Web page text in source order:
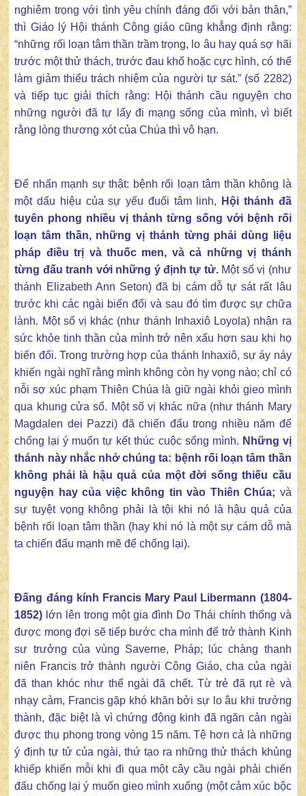
nghiêm trọng với tình yêu chính đáng đối với bản thân,”
thì Giáo lý Hội thánh Công giáo cũng khẳng định rằng:
“những rối loạn tâm thần trầm trọng, lo âu hay quá sợ hãi
trước một thử thách, trước đau khổ hoặc cực hình, có thể
làm giảm thiểu trách nhiệm của người tự sát.” (số 2282)
và tiếp tục giải thích rằng: Hội thánh cầu nguyện cho
những người đã tự lấy đi mạng sống của mình, vì biết
rằng lòng thương xót của Chúa thì vô hạn.
Để nhấn mạnh sự thật: bệnh rối loạn tâm thần không là
một dấu hiệu của sự yếu đuối tâm linh,
Hội thánh đã
tuyên phong nhiều vị thánh từng sống với bệnh rối
loạn tâm thần, những vị thánh từng phải dùng liệu
pháp điều trị và thuốc men, và cả những vị thánh
từng đấu tranh với những ý định tự tử.Một số vị (như
thánh Elizabeth Ann Seton) đã bị cám dỗ tự sát rất lâu
trước khi các ngài biến đổi và sau đó tìm được sự chữa
lành. Một số vị khác (như thánh Inhaxiô Loyola) nhận ra
sức khỏe tinh thần của mình trở nên xấu hơn sau khi họ
biến đổi. Trong trường hợp của thánh Inhaxiô, sự áy náy
khiến ngài nghĩ rằng mình không còn hy vọng nào; chỉ có
nỗi sợ xúc phạm Thiên Chúa là giữ ngài khỏi gieo mình
qua khung cửa sổ. Một số vị khác nữa (như thánh Mary
Magdalen dei Pazzi) đã chiến đấu trong nhiều năm để
chống lại ý muốn tự kết thúc cuộc sống mình. Những vị
thánh này nhắc nhở chúng ta: bệnh rối loạn tâm thần
không phải là hậu quả của một đời sống thiếu cầu
nguyện hay của việc không tin vào Thiên Chúa; và
sự tuyệt vọng không phải là tội khi nó là hậu quả của
bệnh rối loạn tâm thần (hay khi nó là một sự cám dỗ mà
ta chiến đấu mạnh mẽ để chống lại).
Đấng đáng kính Francis Mary Paul Libermann (1804-
1852) lớn lên trong một gia đình Do Thái chính thống và
được mong đợi sẽ tiếp bước cha mình để trở thành Kinh
sư trưởng của vùng Saverne, Pháp; lúc chàng thanh
niên Francis trở thành người Công Giáo, cha của ngài
đã than khóc như thể ngài đã chết. Từ trẻ đã rụt rè và
nhạy cảm, Francis gặp khó khăn bởi sự lo âu khi trưởng
thành, đặc biệt là vì chứng động kinh đã ngăn cản ngài
được thụ phong trong vòng 15 năm. Tệ hơn cả là những
ý định tự tử của ngài, thứ tạo ra những thử thách khủng
khiếp khiến mỗi khi đi qua một cây cầu ngài phải chiến
đấu chống lại ý muốn gieo mình xuống (một cảm xúc bộc